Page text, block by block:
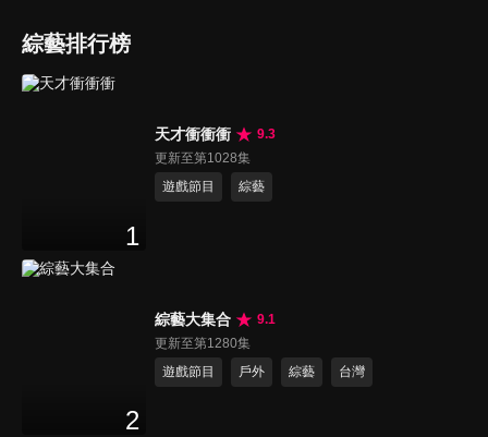
綜藝排行榜
1
天才衝衝衝
9.3
更新至第1028集
遊戲節目
綜藝
2
綜藝大集合
9.1
更新至第1280集
遊戲節目
戶外 綜藝 台灣